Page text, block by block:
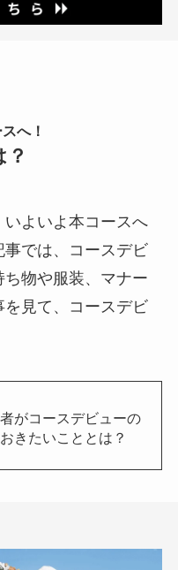
へ！
よいよ本コースへ
では、コースデビ
ち物や服装、マナー
見て、コースデビ
がコースデビューの
きたいこととは？